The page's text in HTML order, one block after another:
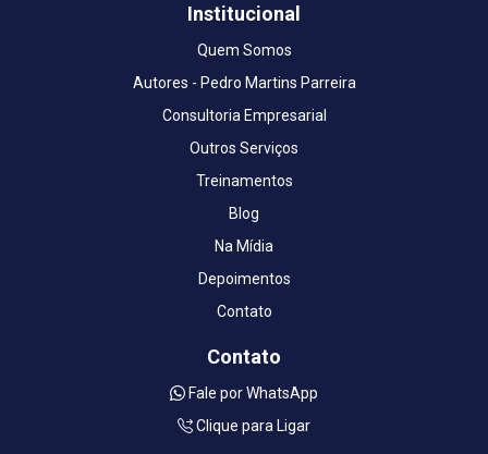
Institucional
Quem Somos
Autores - Pedro Martins Parreira
Consultoria Empresarial
Outros Serviços
Treinamentos
Blog
Na Mídia
Depoimentos
Contato
Contato
Fale por WhatsApp
Clique para Ligar